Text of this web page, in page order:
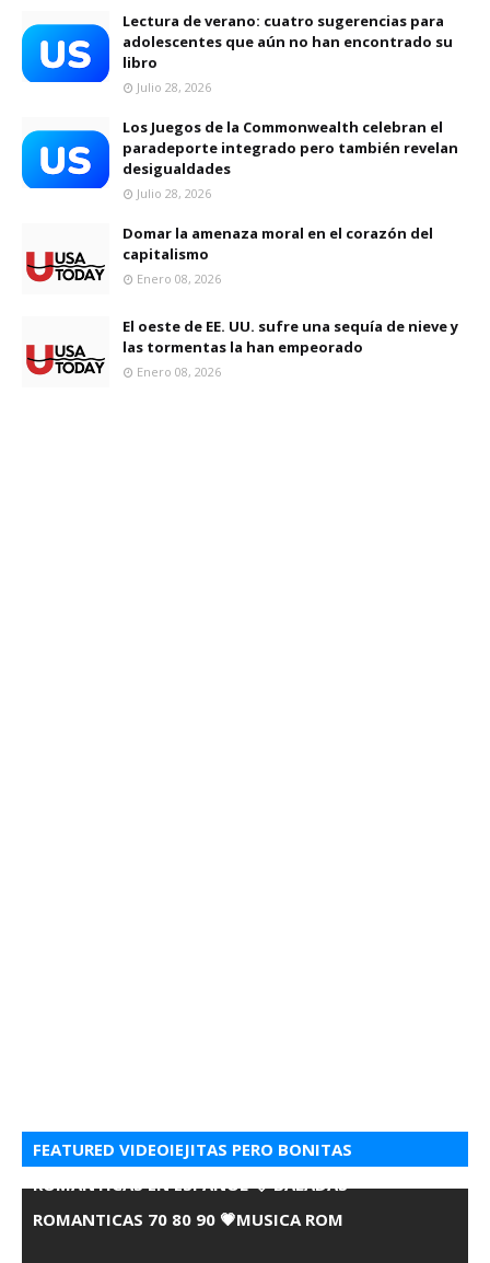
Lectura de verano: cuatro sugerencias para
adolescentes que aún no han encontrado su
libro
Julio 28, 2026
Los Juegos de la Commonwealth celebran el
paradeporte integrado pero también revelan
desigualdades
Julio 28, 2026
Domar la amenaza moral en el corazón del
capitalismo
Enero 08, 2026
El oeste de EE. UU. sufre una sequía de nieve y
las tormentas la han empeorado
Enero 08, 2026
FEATURED VIDEOIEJITAS PERO BONITAS
ROMANTICAS EN ESPANOL 💘 BALADAS
ROMANTICAS 70 80 90 💗MUSICA ROM